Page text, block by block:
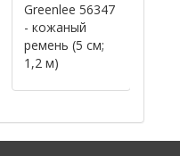
Greenlee 56347
- кожаный
ремень (5 см;
1,2 м)